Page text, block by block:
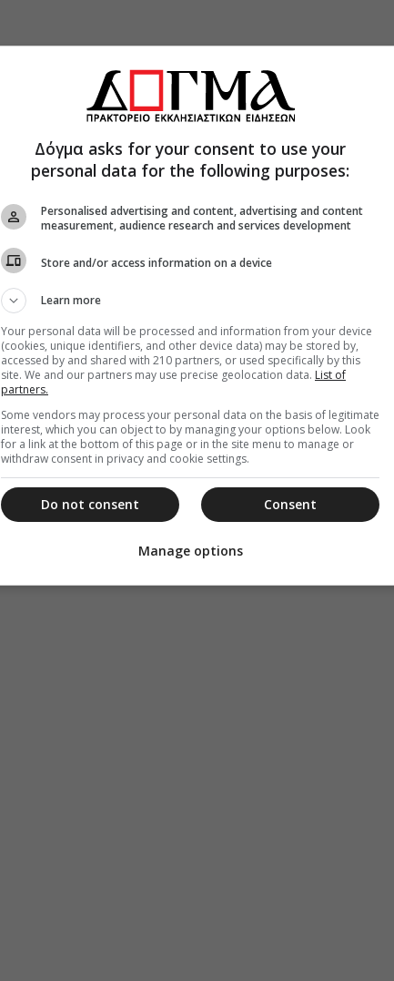
Δόγμα asks for your consent to use your
personal data for the following purposes:
Personalised advertising and content, advertising and content
measurement, audience research and services development
Store and/or access information on a device
Learn more
Your personal data will be processed and information from your device
(cookies, unique identifiers, and other device data) may be stored by,
accessed by and shared with 210 partners, or used specifically by this
site. We and our partners may use precise geolocation data. List of
partners.
Some vendors may process your personal data on the basis of legitimate
interest, which you can object to by managing your options below. Look
for a link at the bottom of this page or in the site menu to manage or
withdraw consent in privacy and cookie settings.
Consent
Do not consent
Manage options